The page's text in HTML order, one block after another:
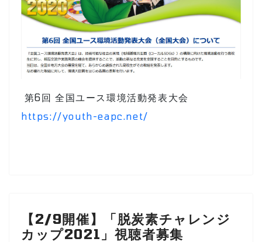
第6回 全国ユース環境活動発表大会
https://youth-eapc.net/
【2/9開催】「脱炭素チャレンジ
カップ2021」視聴者募集